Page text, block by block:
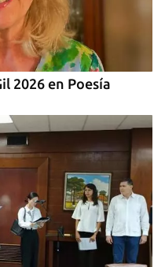
2026 en Poesía